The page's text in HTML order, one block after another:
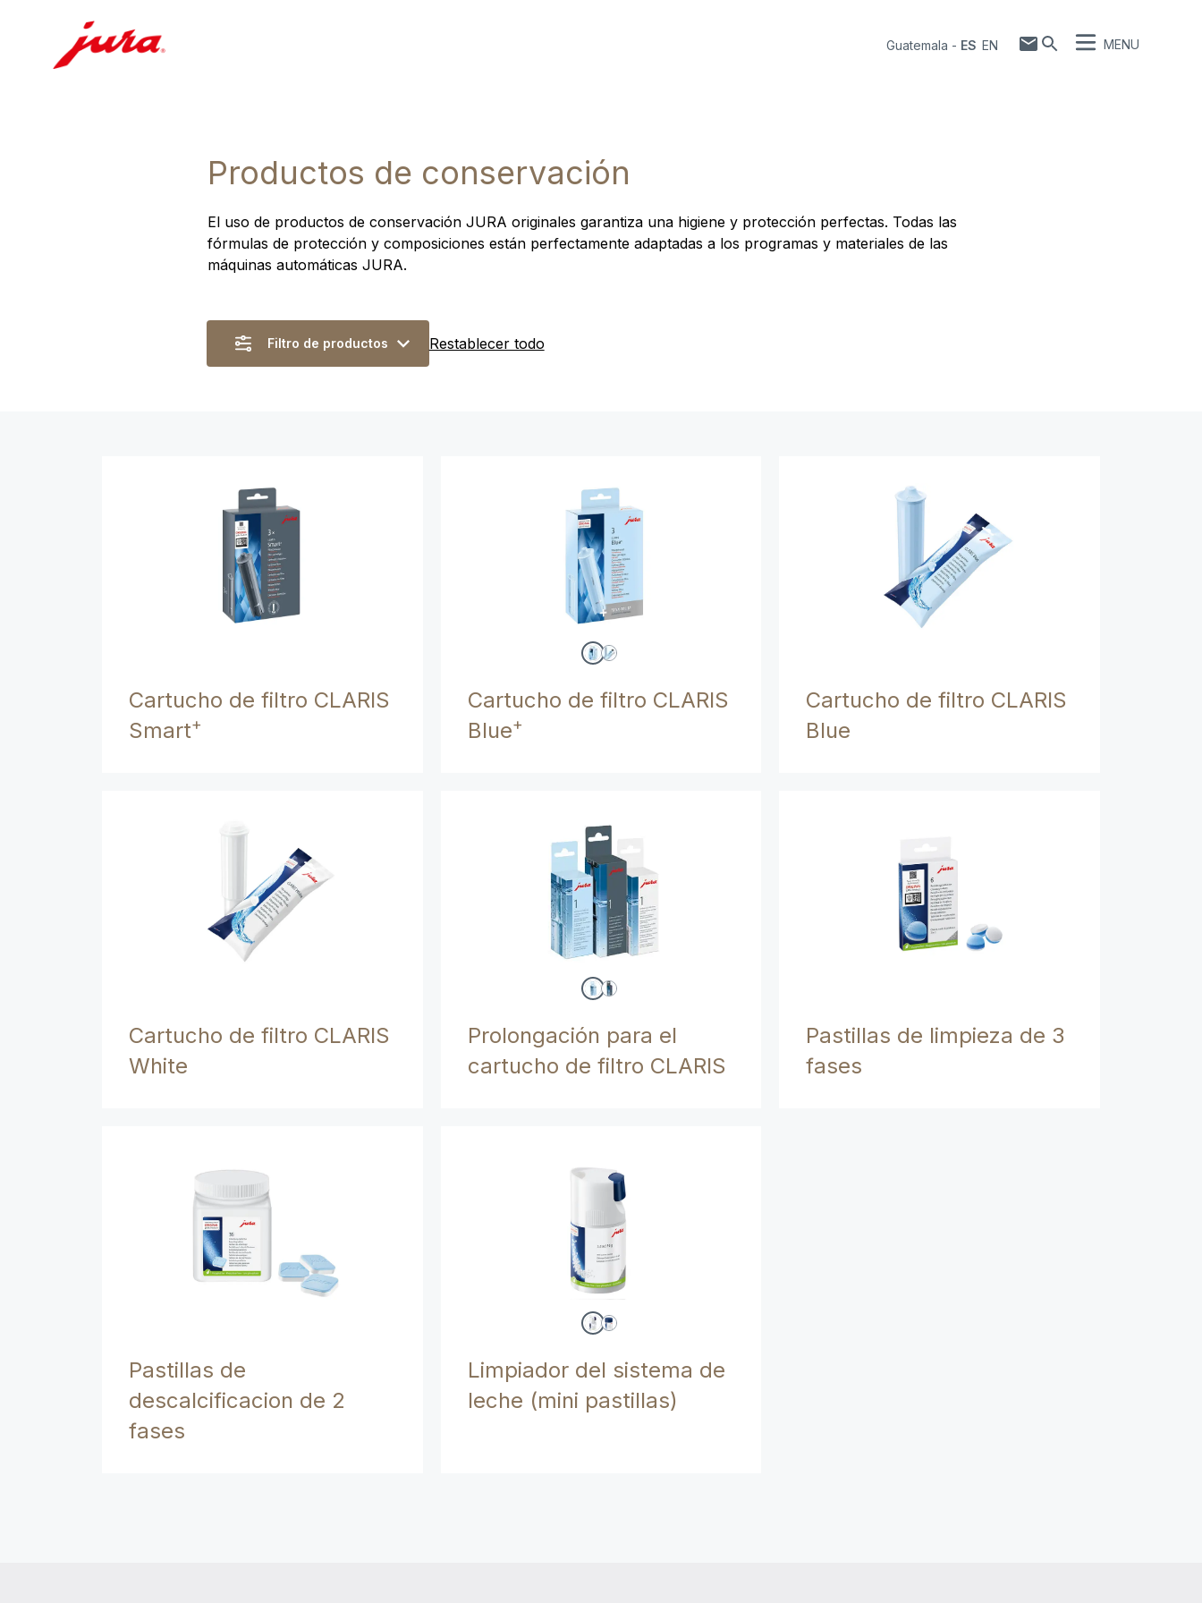
Guatemala - ES EN MENU
Productos de conservación
El uso de productos de conservación JURA originales garantiza una higiene y protección perfectas. Todas las
fórmulas de protección y composiciones están perfectamente adaptadas a los programas y materiales de las
máquinas automáticas JURA.
Filtro de productos Restablecer todo
Cartucho de filtro CLARIS
Smart+
Cartucho de filtro CLARIS
Blue+
Cartucho de filtro CLARIS
Blue
Cartucho de filtro CLARIS
White
Prolongación para el
cartucho de filtro CLARIS
Pastillas de limpieza de 3
fases
Pastillas de
descalcificacion de 2
fases
Limpiador del sistema de
leche (mini pastillas)